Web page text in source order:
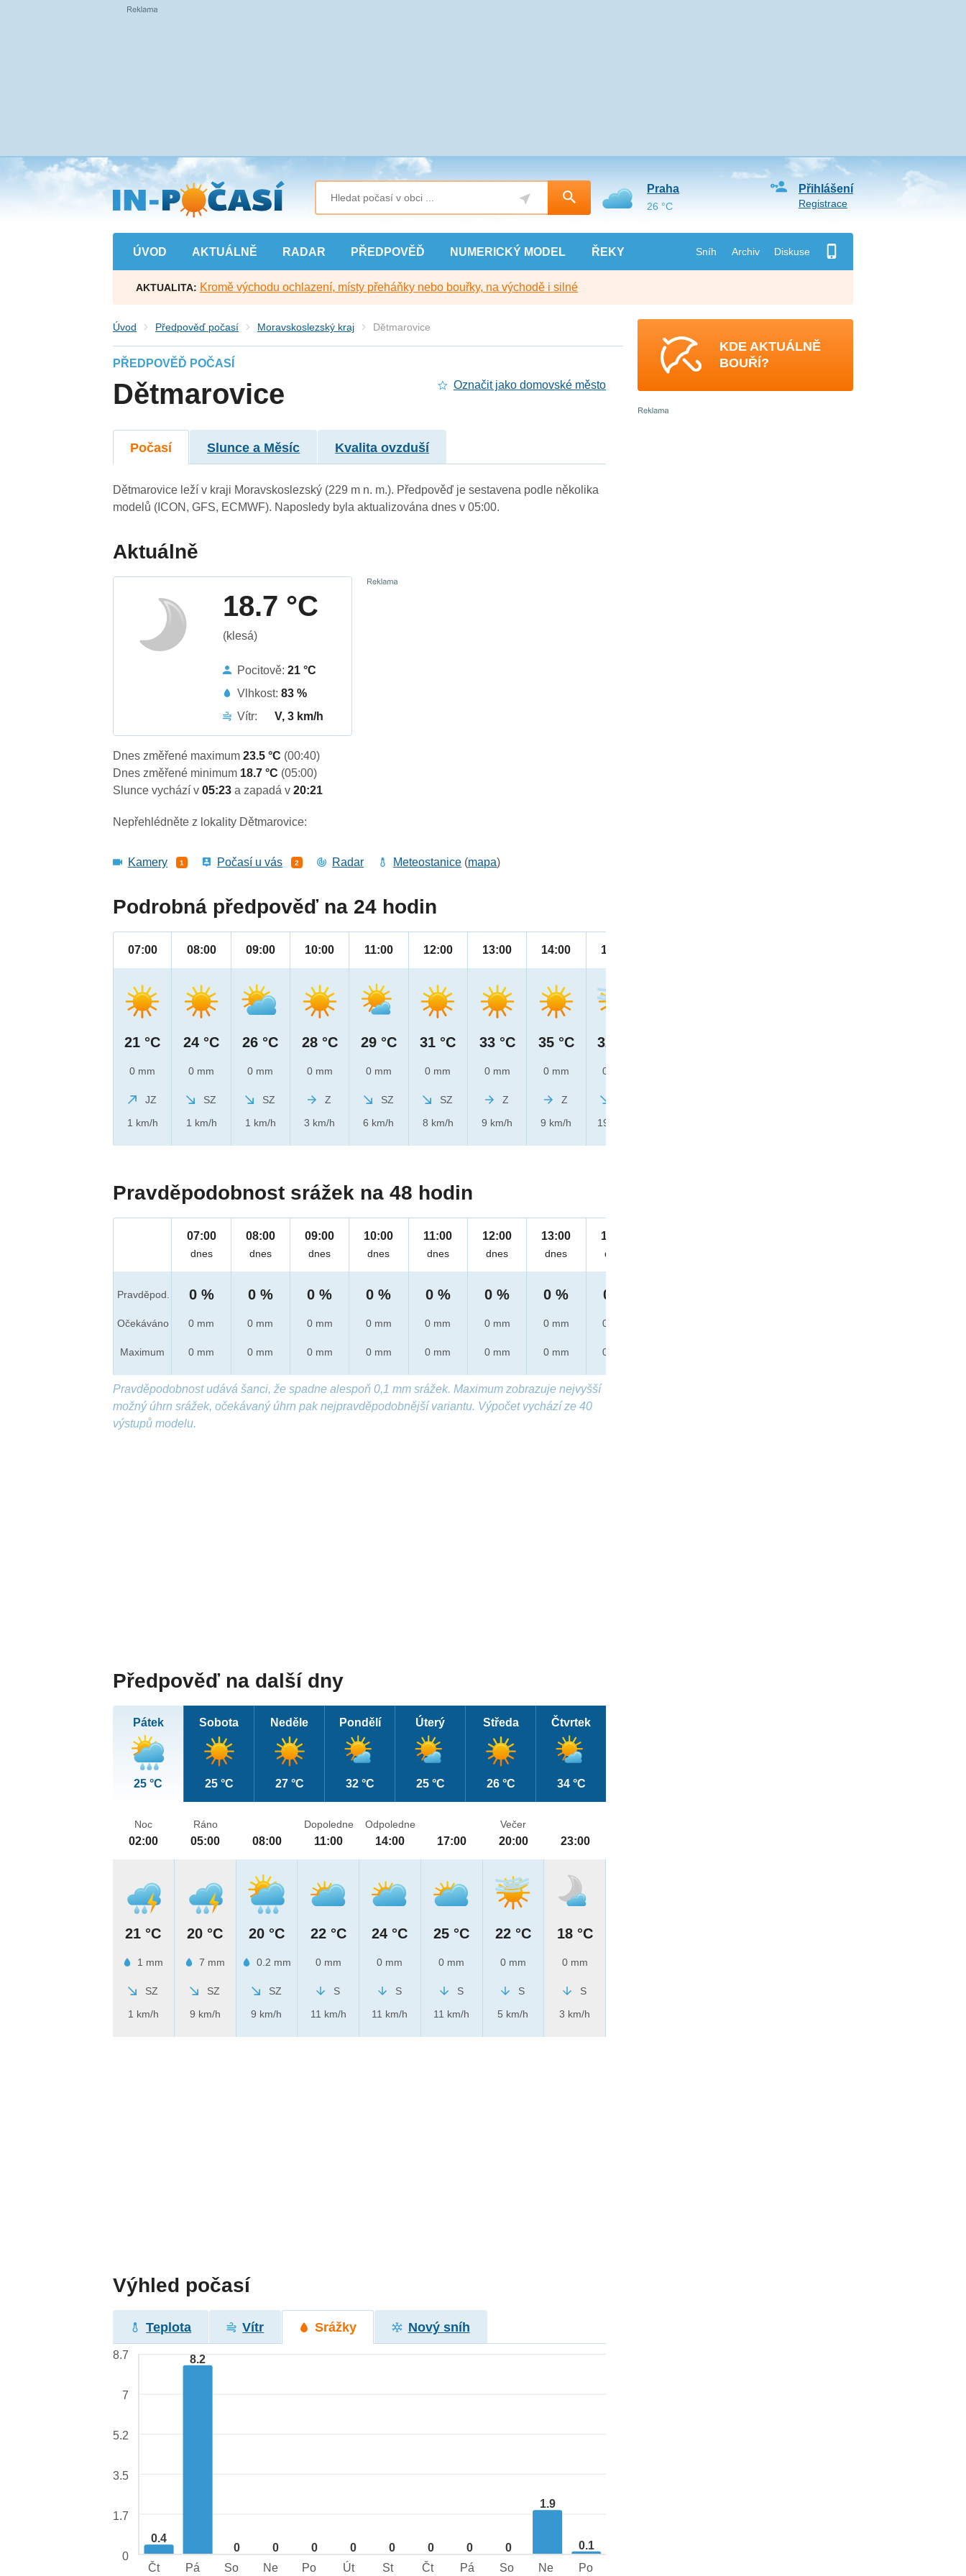
Přejít
na
hlavní
obsah
ÚVOD AKTUÁLNĚ RADAR PŘEDPOVĚĎ NUMERICKÝ MODEL ŘEKY Sníh Archiv Diskuse
Přihlášení
Registrace
Praha
26 °C
AKTUALITA: Kromě východu ochlazení, místy přeháňky nebo bouřky, na východě i silné
Úvod Předpověď počasí Moravskoslezský kraj Dětmarovice
PŘEDPOVĚĎ POČASÍ
Dětmarovice Označit jako domovské město
Počasí Slunce a Měsíc Kvalita ovzduší
Dětmarovice leží v kraji Moravskoslezský (229 m n. m.). Předpověď je sestavena podle několika
modelů (ICON, GFS, ECMWF). Naposledy byla aktualizována dnes v 05:00.
Aktuálně
18.7 °C
(klesá)
Pocitově:21 °C
Vlhkost:83 %
Vítr:
V, 3 km/h
Dnes změřené maximum23.5 °C (00:40)
Dnes změřené minimum 18.7 °C (05:00)
Slunce vychází v05:23a zapadá v20:21
Nepřehlédněte z lokality Dětmarovice:
Kamery 1 Počasí u vás 2 Radar Meteostanice (mapa)
Podrobná předpověď na 24 hodin
07:00
21 °C
0 mm
JZ
1 km/h
08:00
24 °C
0 mm
SZ
1 km/h
09:00
26 °C
0 mm
SZ
1 km/h
10:00
28 °C
0 mm
Z
3 km/h
11:00
29 °C
0 mm
SZ
6 km/h
12:00
31 °C
0 mm
SZ
8 km/h
13:00
33 °C
0 mm
Z
9 km/h
14:00
35 °C
0 mm
Z
9 km/h
15:00
32 °C
0 mm
19 km/h
Pravděpodobnost srážek na 48 hodin
Pravděpod.
Očekáváno
Maximum
07:00
dnes
0 %
0 mm
0 mm
08:00
dnes
0 %
0 mm
0 mm
09:00
dnes
0 %
0 mm
0 mm
10:00
dnes
0 %
0 mm
0 mm
11:00
dnes
0 %
0 mm
0 mm
12:00
dnes
0 %
0 mm
0 mm
13:00
dnes
0 %
0 mm
0 mm
14:00
dnes
0 %
0 mm
0 mm
Pravděpodobnost udává šanci, že spadne alespoň 0,1 mm srážek. Maximum zobrazuje nejvyšší
možný úhrn srážek, očekávaný úhrn pak nejpravděpodobnější variantu. Výpočet vychází ze 40
výstupů modelu.
Předpověď na další dny
Pátek
25 °C
Sobota
25 °C
Neděle
27 °C
Pondělí
32 °C
Úterý
25 °C
Středa
26 °C
Čtvrtek
34 °C
Noc
02:00
21 °C
1 mm
SZ
1 km/h
Ráno
05:00
20 °C
7 mm
SZ
9 km/h
08:00
20 °C
0.2 mm
SZ
9 km/h
Dopoledne
11:00
22 °C
0 mm
S
11 km/h
Odpoledne
14:00
24 °C
0 mm
S
11 km/h
17:00
25 °C
0 mm
S
11 km/h
Večer
20:00
22 °C
0 mm
S
5 km/h
23:00
18 °C
0 mm
S
3 km/h
Výhled počasí
Teplota Vítr Srážky Nový sníh
0.4
8.2
0 0 0 0 0 0 0 0
1.9
0.1
8.7
7
5.2
3.5
1.7
0
Čt
Pá So Ne Po Út St Čt Pá So Ne Po
KDE AKTUÁLNĚ
BOUŘÍ?